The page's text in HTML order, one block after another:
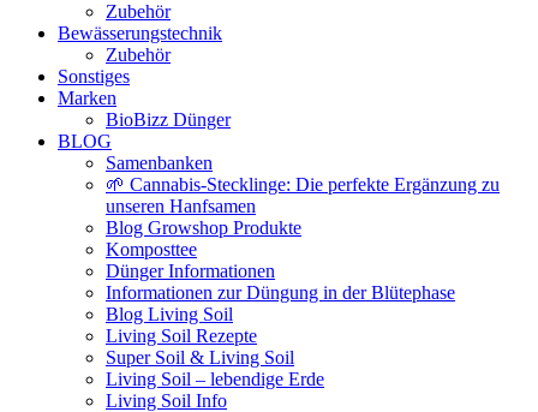
Zubehör
Bewässerungstechnik
Zubehör
Sonstiges
Marken
BioBizz Dünger
BLOG
Samenbanken
🌱 Cannabis-Stecklinge: Die perfekte Ergänzung zu
unseren Hanfsamen
Blog Growshop Produkte
Komposttee
Dünger Informationen
Informationen zur Düngung in der Blütephase
Blog Living Soil
Living Soil Rezepte
Super Soil & Living Soil
Living Soil – lebendige Erde
Living Soil Info